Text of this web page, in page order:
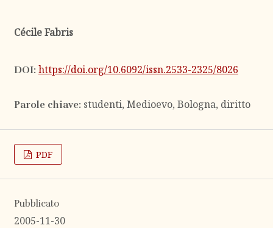
Cécile Fabris
DOI: https://doi.org/10.6092/issn.2533-2325/8026
Parole chiave: studenti, Medioevo, Bologna, diritto
PDF
Pubblicato
2005-11-30